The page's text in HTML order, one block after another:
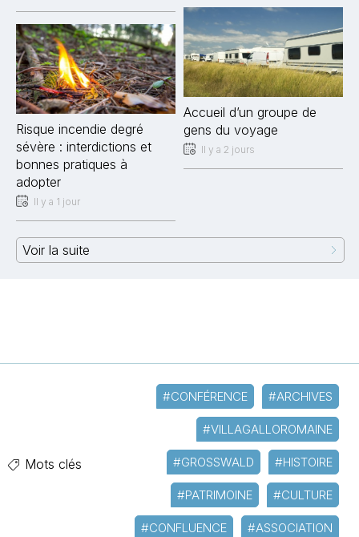
Risque incendie degré
sévère : interdictions et
bonnes pratiques à
adopter
Il y a 1 jour
Accueil d’un groupe de
gens du voyage
Il y a 2 jours
Voir la suite
Mots clés
#CONFÉRENCE #ARCHIVES
#VILLAGALLOROMAINE
#GROSSWALD #HISTOIRE
#PATRIMOINE #CULTURE
#CONFLUENCE #ASSOCIATION